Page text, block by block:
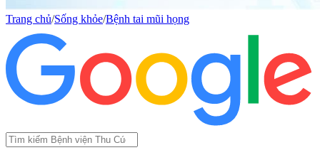
Trang chủ/Sống khỏe/Bệnh tai mũi họng